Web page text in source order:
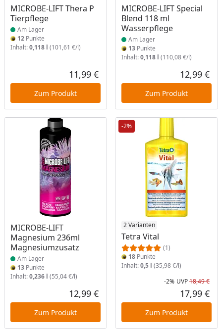
MICROBE-LIFT Thera P
Tierpflege
Produkt am Lager
Am Lager
12 Punkte
Inhalt:0,118 l (101,61 €/l)
Aktueller Preis
11,99 €
Zum Produkt
MICROBE-LIFT Special
Blend 118 ml
Wasserpflege
Produkt am Lager
Am Lager
13Punkte
Inhalt:0,118 l (110,08 €/l)
12,99 €
Zum Produkt
MICROBE-LIFT
Magnesium 236ml
Magnesiumzusatz
Produkt am Lager
Am Lager
13 Punkte
Inhalt:0,236 l (55,04 €/l)
Aktueller Preis
12,99 €
Zum Produkt
-2%
2 Varianten
Tetra Vital
(1)
18Punkte
Inhalt:0,5 l (35,98 €/l)
-2% UVP18,49 €
17,99 €
Zum Produkt